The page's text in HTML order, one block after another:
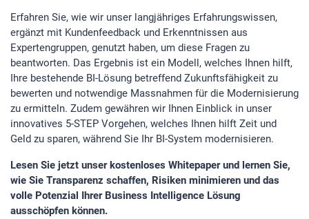
Erfahren Sie, wie wir unser langjähriges Erfahrungswissen,
ergänzt mit Kundenfeedback und Erkenntnissen aus
Expertengruppen, genutzt haben, um diese Fragen zu
beantworten. Das Ergebnis ist ein Modell, welches Ihnen hilft,
Ihre bestehende BI-Lösung betreffend Zukunftsfähigkeit zu
bewerten und notwendige Massnahmen für die Modernisierung
zu ermitteln. Zudem gewähren wir Ihnen Einblick in unser
innovatives 5-STEP Vorgehen, welches Ihnen hilft Zeit und
Geld zu sparen, während Sie Ihr BI-System modernisieren.
Lesen Sie jetzt unser kostenloses Whitepaper und lernen Sie,
wie Sie Transparenz schaffen, Risiken minimieren und das
volle Potenzial Ihrer Business Intelligence Lösung
ausschöpfen können.